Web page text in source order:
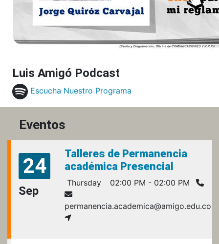
Luis Amigó Podcast
Escucha Nuestro Programa
Eventos
24
Sep
Talleres de Permanencia
académica Presencial
Thursday 02:00 PM - 02:00 PM
permanencia.academica@amigo.edu.co